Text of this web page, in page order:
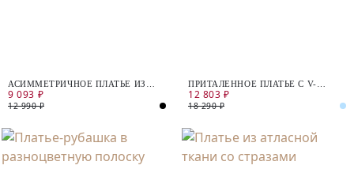
АСИММЕТРИЧНОЕ ПЛАТЬЕ ИЗ
МЕРЦАЮЩЕГО ТРИКОТАЖА
9 093 ₽
12 990 ₽
ПРИТАЛЕННОЕ ПЛАТЬЕ С V-
ОБРАЗНЫМ ВЫРЕЗОМ
12 803 ₽
18 290 ₽